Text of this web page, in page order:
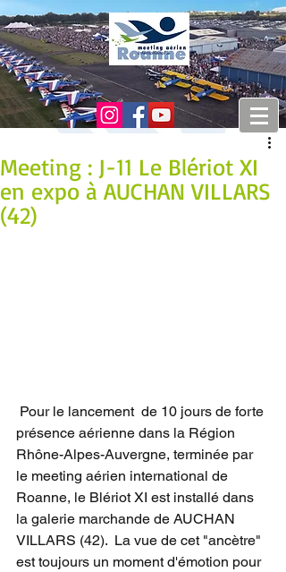
Meeting : J-11 Le Blériot XI
en expo à AUCHAN VILLARS
(42)
présence aérienne dans la Région
Rhône-Alpes-Auvergne, terminée par
le meeting aérien international de
Roanne, le Blériot XI est installé dans
la galerie marchande de AUCHAN
VILLARS (42).  La vue de cet "ancètre"
est toujours un moment d'émotion pour